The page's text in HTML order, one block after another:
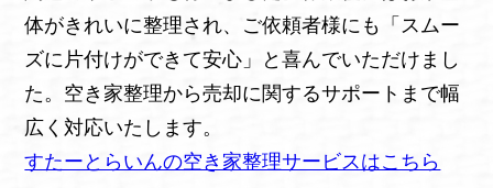
体がきれいに整理され、ご依頼者様にも「スムー
ズに片付けができて安心」と喜んでいただけまし
た。空き家整理から売却に関するサポートまで幅
広く対応いたします。
すたーとらいんの空き家整理サービスはこちら